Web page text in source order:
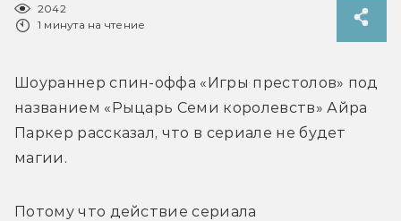
2042
1 минута на чтение
Шоураннер спин-оффа «Игры престолов» под
названием «Рыцарь Семи королевств» Айра
Паркер рассказал, что в сериале не будет
магии.
Потому что действие сериала